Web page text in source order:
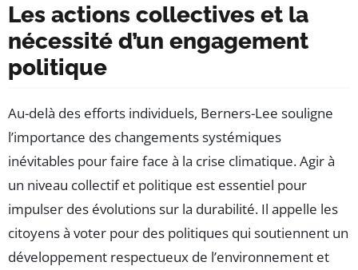
Les actions collectives et la
nécessité d’un engagement
politique
Au-delà des efforts individuels, Berners-Lee souligne
l’importance des changements systémiques
inévitables pour faire face à la crise climatique. Agir à
un niveau collectif et politique est essentiel pour
impulser des évolutions sur la durabilité. Il appelle les
citoyens à voter pour des politiques qui soutiennent un
développement respectueux de l’environnement et